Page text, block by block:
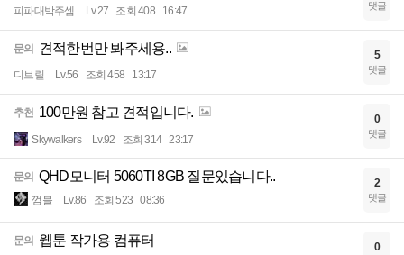
피파대박주셈 Lv.27 조회 408 16:47 댓글
문의 견적한번만 봐주세용..
디브릴 Lv.56 조회 458 13:17
5
댓글
추천 100만원 참고 견적입니다.
Skywalkers Lv.92 조회 314 23:17
0
댓글
문의 QHD모니터 5060TI 8GB 질문있습니다..
껌블 Lv.86 조회 523 08:36
2
댓글
문의 웹툰 작가용 컴퓨터 0